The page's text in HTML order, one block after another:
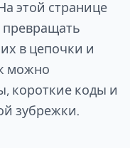
этой странице
превращать
в цепочки и
можно
короткие коды и
зубрежки.